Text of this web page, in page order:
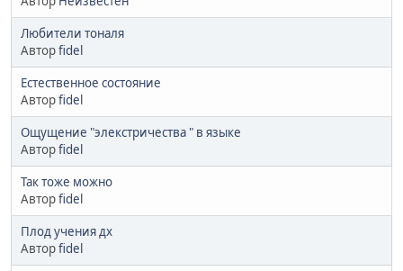
Любители тоналя
Авторfidel
Естественное состояние
Авторfidel
Ощущение "элекстричества " в языке
Авторfidel
Так тоже можно
Авторfidel
Плод учения дх
Авторfidel